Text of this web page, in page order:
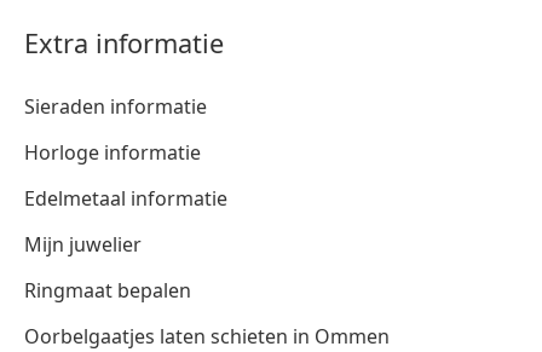
Extra informatie
Sieraden informatie
Horloge informatie
Edelmetaal informatie
Mijn juwelier
Ringmaat bepalen
Oorbelgaatjes laten schieten in Ommen